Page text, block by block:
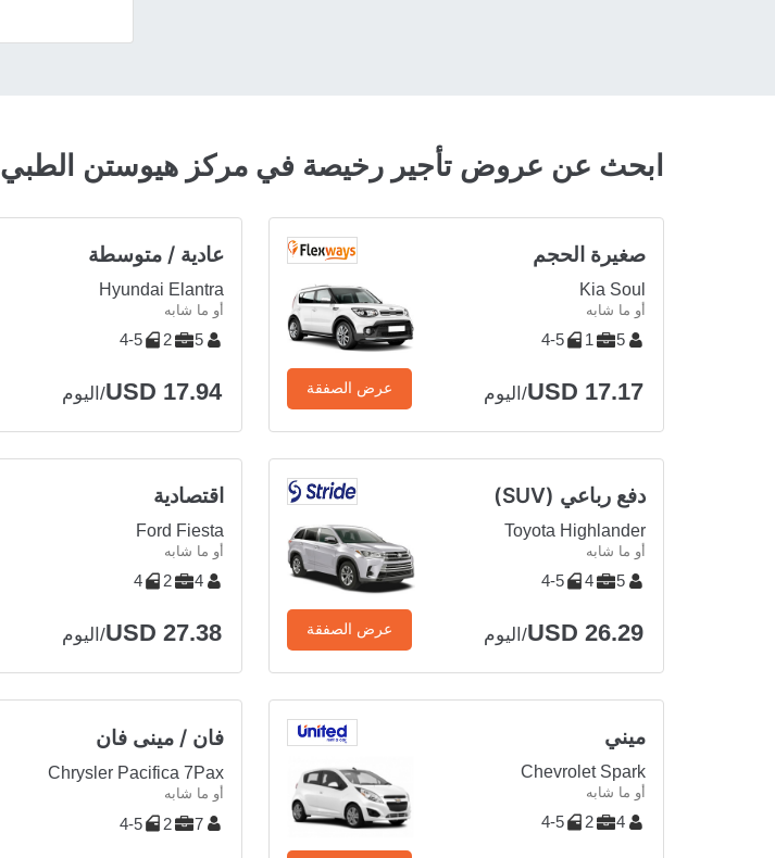
ابحث عن عروض تأجير رخيصة في مركز هيوستن الطبي
صغيرة الحجم
Kia Soul
أو ما شابه
5
1
4-5
USD 17.17/اليوم عرض الصفقة
عادية / متوسطة
Hyundai Elantra
أو ما شابه
5
2
4-5
USD 17.94/اليوم
دفع رباعي (SUV)
Toyota Highlander
أو ما شابه
5
4
4-5
USD 26.29/اليوم عرض الصفقة
اقتصادية
Ford Fiesta
أو ما شابه
4
2
4
USD 27.38/اليوم
ميني
Chevrolet Spark
أو ما شابه
4
2
4-5
فان / مينى فان
Chrysler Pacifica 7Pax
أو ما شابه
7
2
4-5